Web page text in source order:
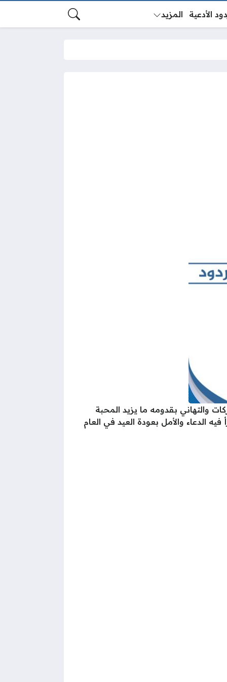
الأدعية المزيد
والتهاني بقدومه ما يزيد المحبة
الدعاء والأمل بعودة العيد في العام